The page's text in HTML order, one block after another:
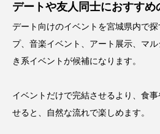
デートや友人同士におすすめ
デート向けのイベントを宮城県内で
プ、音楽イベント、アート展示、マ
き系イベントが候補になります。
イベントだけで完結させるより、食
せると、自然な流れで楽しめます。